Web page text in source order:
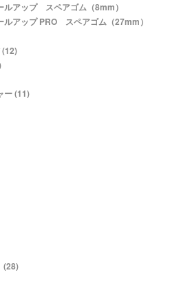
アップ スペアゴム（8mm）
アップ PRO スペアゴム（27mm）
(12)
ー (11)
(28)